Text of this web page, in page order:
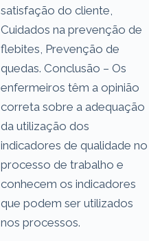
satisfação do cliente,
Cuidados na prevenção de
flebites, Prevenção de
quedas. Conclusão – Os
enfermeiros têm a opinião
correta sobre a adequação
da utilização dos
indicadores de qualidade no
processo de trabalho e
conhecem os indicadores
que podem ser utilizados
nos processos.